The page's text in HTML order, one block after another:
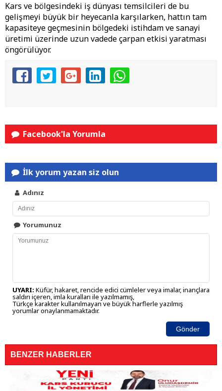
​Kars ve bölgesindeki iş dünyası temsilcileri de bu
gelişmeyi büyük bir heyecanla karşılarken, hattın tam
kapasiteye geçmesinin bölgedeki istihdam ve sanayi
üretimi üzerinde uzun vadede çarpan etkisi yaratması
öngörülüyor.
Facebook'la Yorumla
İlk yorum yazan siz olun
Adınız
Yorumunuz
UYARI: Küfür, hakaret, rencide edici cümleler veya imalar, inançlara
saldırı içeren, imla kuralları ile yazılmamış,
Türkçe karakter kullanılmayan ve büyük harflerle yazılmış
yorumlar onaylanmamaktadır.
Gönder
BENZER HABERLER